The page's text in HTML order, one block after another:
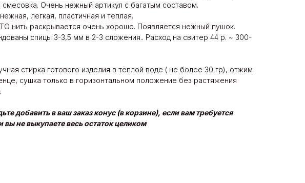
смесовка. Очень нежный артикул с багатым составом.
легкая, пластичная и теплая.
нить раскрывается очень хорошо. Появляется нежный пушок.
спицы 3-3,5 мм в 2-3 сложения.. Расход на свитер 44 р. ~ 300-
стирка готового изделия в тёплой воде ( не более 30 гр), отжим
сушка только в горизонтальном положение без растяжения
добавить в ваш заказ конус (в корзине), если вам требуется
вы не выкупаете весь остаток целиком